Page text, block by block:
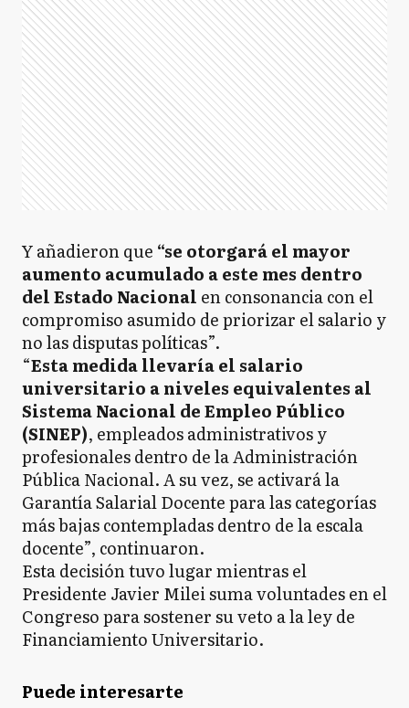
Y añadieron que “se otorgará el mayor
aumento acumulado a este mes dentro
del Estado Nacional en consonancia con el
compromiso asumido de priorizar el salario y
no las disputas políticas”.
“Esta medida llevaría el salario
universitario a niveles equivalentes al
Sistema Nacional de Empleo Público
(SINEP), empleados administrativos y
profesionales dentro de la Administración
Pública Nacional. A su vez, se activará la
Garantía Salarial Docente para las categorías
más bajas contempladas dentro de la escala
docente”, continuaron.
Esta decisión tuvo lugar mientras el
Presidente Javier Milei suma voluntades en el
Congreso para sostener su veto a la ley de
Financiamiento Universitario.
Puede interesarte